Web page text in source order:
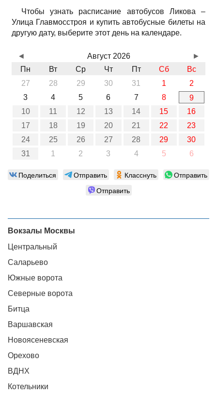
Чтобы узнать расписание автобусов Ликова –
Улица Главмосстроя и купить автобусные билеты на
другую дату, выберите этот день на календаре.
Август 2026
Пн
Вт Ср Чт Пт Сб
Вс
27
28 29 30 31 1
2
3
4 5 6 7 8
9
10
11 12 13 14 15
16
17
18 19 20 21 22
23
24
25 26 27 28 29
30
31
1 2 3 4 5 6
◄ ►
Поделиться Отправить Класснуть
Отправить
Отправить
Вокзалы Москвы
Центральный
Саларьево
Южные ворота
Северные ворота
Битца
Варшавская
Новоясеневская
Орехово
ВДНХ
Котельники